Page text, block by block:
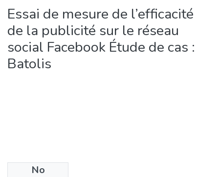
Statistics
Essai de mesure de l’efficacité
de la publicité sur le réseau
social Facebook Étude de cas :
Batolis
No